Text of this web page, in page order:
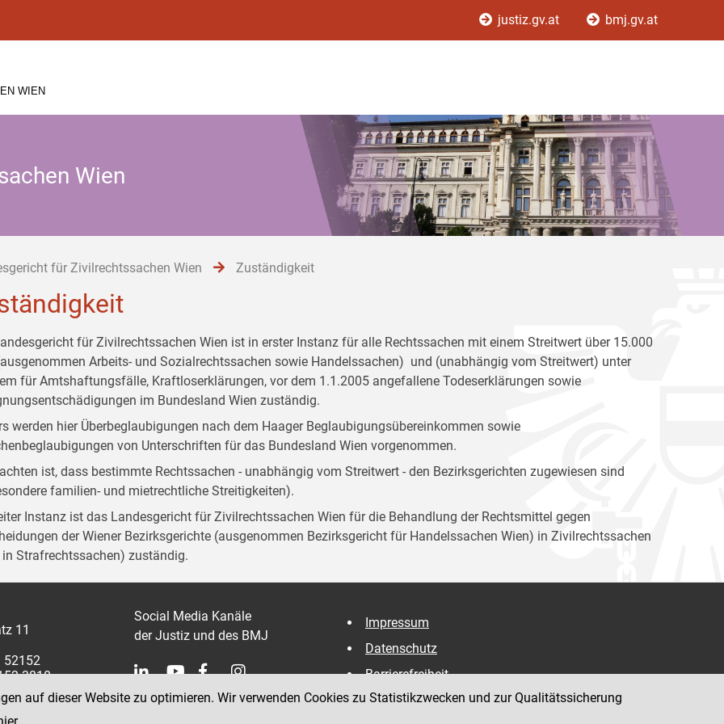
justiz.gv.at bmj.gv.at
WIEN
Wien
für Zivilrechtssachen Wien Zuständigkeit
für Zivilrechtssachen Wien ist in erster Instanz für alle Rechtssachen mit einem Streitwert über 15.000
Arbeits- und Sozialrechtssachen sowie Handelssachen) und (unabhängig vom Streitwert) unter
für Amtshaftungsfälle, Kraftloserklärungen, vor dem 1.1.2005 angefallene Todeserklärungen sowie
im Bundesland Wien zuständig.
werden hier Überbeglaubigungen nach dem Haager Beglaubigungsübereinkommen sowie
von Unterschriften für das Bundesland Wien vorgenommen.
ist, dass bestimmte Rechtssachen - unabhängig vom Streitwert - den Bezirksgerichten zugewiesen sind
familien- und mietrechtliche Streitigkeiten).
Instanz ist das Landesgericht für Zivilrechtssachen Wien für die Behandlung der Rechtsmittel gegen
der Wiener Bezirksgerichte (ausgenommen Bezirksgericht für Handelssachen Wien) in Zivilrechtssachen
Strafrechtssachen) zuständig.
11
52152
3810
Social Media Kanäle
der Justiz und des BMJ
Impressum
Datenschutz
Barrierefreiheit
Hinweisgeber:innenplattform (für Mitarbeiter:innen)
auf dieser Website zu optimieren. Wir verwenden Cookies zu Statistikzwecken und zur Qualitätssicherung